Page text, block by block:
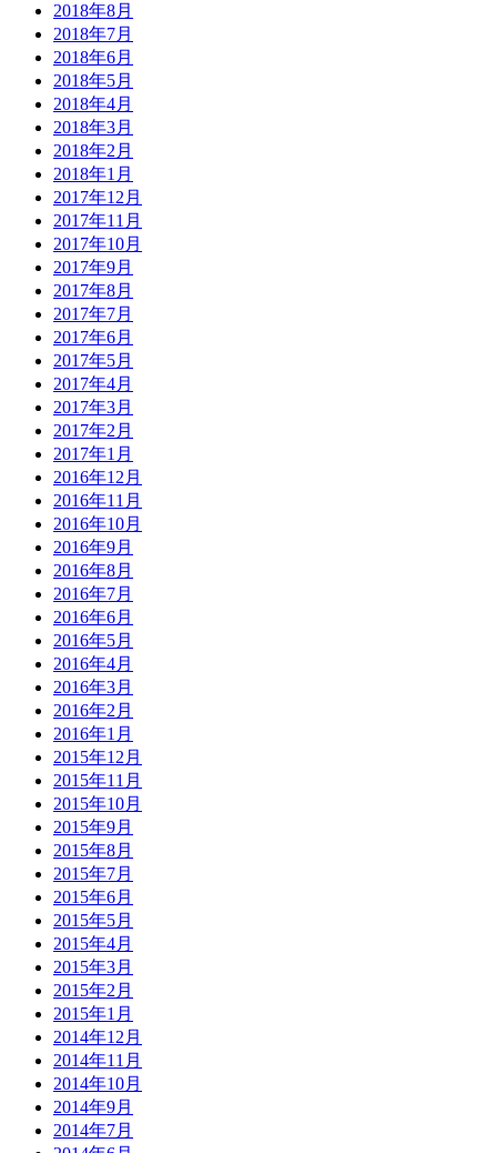
2018年8月
2018年7月
2018年6月
2018年5月
2018年4月
2018年3月
2018年2月
2018年1月
2017年12月
2017年11月
2017年10月
2017年9月
2017年8月
2017年7月
2017年6月
2017年5月
2017年4月
2017年3月
2017年2月
2017年1月
2016年12月
2016年11月
2016年10月
2016年9月
2016年8月
2016年7月
2016年6月
2016年5月
2016年4月
2016年3月
2016年2月
2016年1月
2015年12月
2015年11月
2015年10月
2015年9月
2015年8月
2015年7月
2015年6月
2015年5月
2015年4月
2015年3月
2015年2月
2015年1月
2014年12月
2014年11月
2014年10月
2014年9月
2014年7月